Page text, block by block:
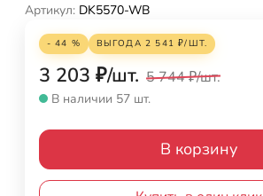
Артикул: DK5570-WB
- 44 % ВЫГОДА 2 541 ₽/ШТ.
3 203 ₽/шт. 5 744₽/шт.
В наличии 57 шт.
В корзину